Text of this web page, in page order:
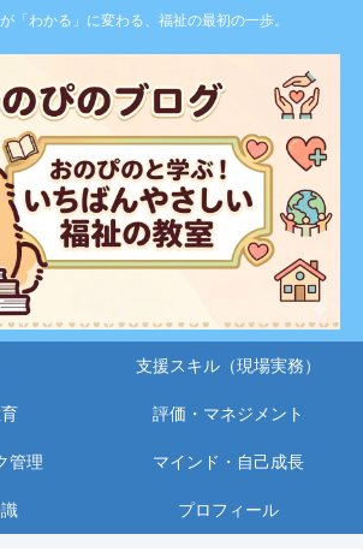
「わかる」に変わる、福祉の最初の一歩。
支援スキル（現場実務）
評価・マネジメント
管理 マインド・自己成長
プロフィール